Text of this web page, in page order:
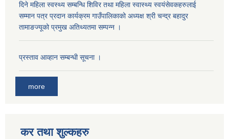
दिने महिला स्वस्थ्य सम्बन्धि शिविर तथा महिला स्वास्थ्य स्वयंसेवकहरुलाई
सम्मान पत्र प्रदान कार्यक्रम गाउँपालिकाको अध्यक्ष श्री चन्द्र बहादुर
तामाङज्यूको प्रमुख अतिथ्यतमा सम्पन्न ।
प्रस्ताव आव्हान सम्बन्धी सूचना ।
more
कर तथा शुल्कहरु